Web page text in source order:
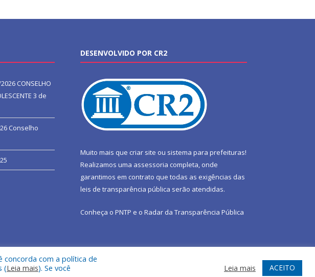
CONSELHO
3 de
Conselho
DESENVOLVIDO POR CR2
Muito mais que criar site ou sistema para prefeituras!
Realizamos uma assessoria completa, onde
garantimos em contrato que todas as exigências das
leis de transparência pública serão atendidas.
Conheça o PNTP e o Radar da Transparência Pública
Mapa do Site Acessar Webmail
concorda com a política de
(Leia mais). Se você
Leia mais ACEITO